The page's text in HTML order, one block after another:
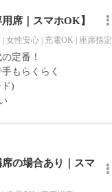
席｜スマホOK】
女性安心 充電OK 座席指定
定番！
もらくらく
)
の場合あり｜スマ